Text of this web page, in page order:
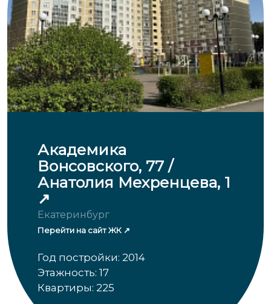
Академика
Вонсовского, 77 /
Анатолия Мехренцева, 1
Екатеринбург
Перейти на сайт ЖК
Год постройки: 2014
Этажность: 17
Квартиры: 225